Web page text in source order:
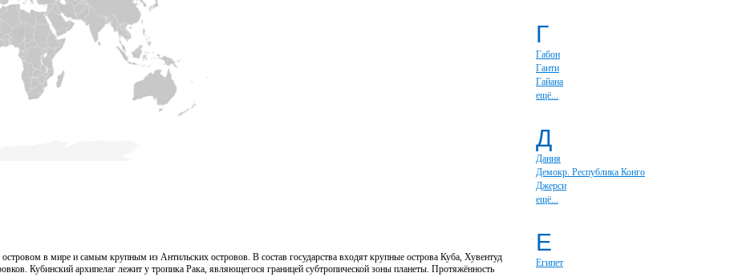
в мире и самым крупным из Антильских островов. В состав государства входят крупные острова Куба, Хувентуд
Кубинский архипелаг лежит у тропика Рака, являющегося границей субтропической зоны планеты. Протяжённость
Г
Габон
Гаити
Гайана
ещё...
Д
Дания
Демокр. Республика Конго
Джерси
ещё...
Е
Египет